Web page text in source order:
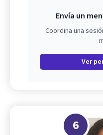
Envía un
Coordina una
Ver
6